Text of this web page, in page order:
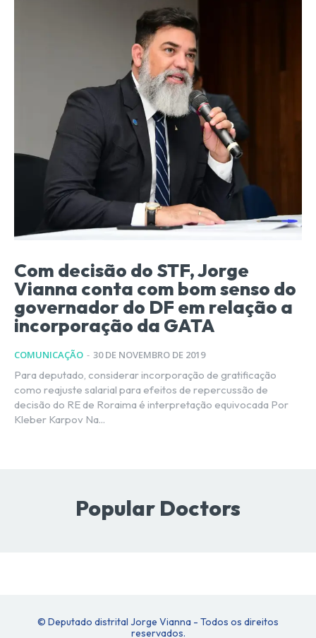
Com decisão do STF, Jorge
Vianna conta com bom senso do
governador do DF em relação a
incorporação da GATA
COMUNICAÇÃO - 30 DE NOVEMBRO DE 2019
Para deputado, considerar incorporação de gratificação
como reajuste salarial para efeitos de repercussão de
decisão do RE de Roraima é interpretação equivocada Por
Kleber Karpov Na...
Popular Doctors
© Deputado distrital Jorge Vianna - Todos os direitos
reservados.